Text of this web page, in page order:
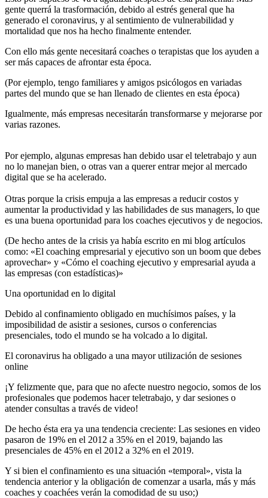
gente querrá la trasformación, debido al estrés general que ha
generado el coronavirus, y al sentimiento de vulnerabilidad y
mortalidad que nos ha hecho finalmente entender.
Con ello más gente necesitará coaches o terapistas que los ayuden a
ser más capaces de afrontar esta época.
(Por ejemplo, tengo familiares y amigos psicólogos en variadas
partes del mundo que se han llenado de clientes en esta época)
Igualmente, más empresas necesitarán transformarse y mejorarse por
varias razones.
Por ejemplo, algunas empresas han debido usar el teletrabajo y aun
no lo manejan bien, o otras van a querer entrar mejor al mercado
digital que se ha acelerado.
Otras porque la crisis empuja a las empresas a reducir costos y
aumentar la productividad y las habilidades de sus managers, lo que
es una buena oportunidad para los coaches ejecutivos y de negocios.
(De hecho antes de la crisis ya había escrito en mi blog artículos
como: «El coaching empresarial y ejecutivo son un boom que debes
aprovechar» y «Cómo el coaching ejecutivo y empresarial ayuda a
las empresas (con estadísticas)»
Una oportunidad en lo digital
Debido al confinamiento obligado en muchísimos países, y la
imposibilidad de asistir a sesiones, cursos o conferencias
presenciales, todo el mundo se ha volcado a lo digital.
El coronavirus ha obligado a una mayor utilización de sesiones
online
¡Y felizmente que, para que no afecte nuestro negocio, somos de los
profesionales que podemos hacer teletrabajo, y dar sesiones o
atender consultas a través de video!
De hecho ésta era ya una tendencia creciente: Las sesiones en video
pasaron de 19% en el 2012 a 35% en el 2019, bajando las
presenciales de 45% en el 2012 a 32% en el 2019.
Y si bien el confinamiento es una situación «temporal», vista la
tendencia anterior y la obligación de comenzar a usarla, más y más
coaches y coachées verán la comodidad de su uso;)